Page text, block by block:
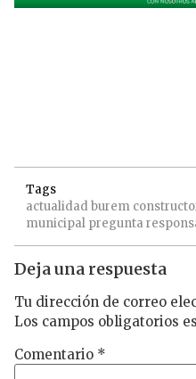
Tags
actualidad burem
municipal pregunta
Deja una respuesta
Tu dirección de correo
Los campos obligatorios
Comentario *